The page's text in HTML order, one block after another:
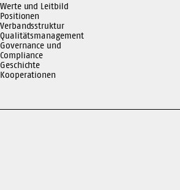
Werte und Leitbild
Positionen
Verbandsstruktur
Qualitätsmanagement
Governance und
Compliance
Geschichte
Kooperationen